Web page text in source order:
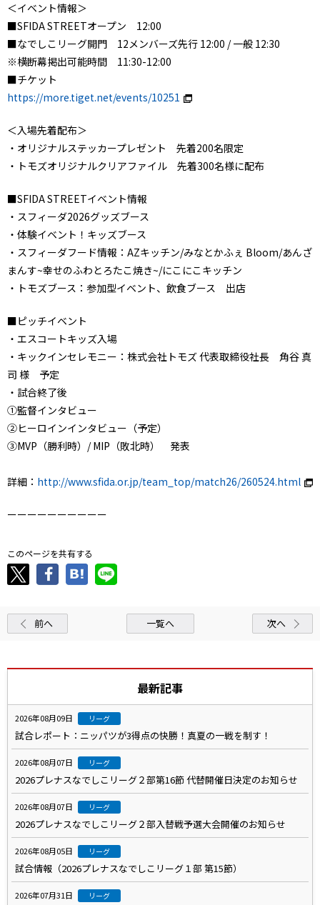
＜イベント情報＞
■SFIDA STREETオープン 12:00
■なでしこリーグ開門 12メンバーズ先行 12:00 / 一般 12:30
※横断幕掲出可能時間 11:30-12:00
■チケット
https://more.tiget.net/events/10251
＜入場先着配布＞
・オリジナルステッカープレゼント 先着200名限定
・トモズオリジナルクリアファイル 先着300名様に配布
■SFIDA STREETイベント情報
・スフィーダ2026グッズブース
・体験イベント！キッズブース
・スフィーダフード情報：AZキッチン/みなとかふぇ Bloom/あんざ
まんす~幸せのふわとろたこ焼き~/にこにこキッチン
・トモズブース：参加型イベント、飲食ブース 出店
■ピッチイベント
・エスコートキッズ入場
・キックインセレモニー：株式会社トモズ 代表取締役社長 角谷 真
司 様 予定
・試合終了後
①監督インタビュー
②ヒーロインインタビュー（予定）
③MVP（勝利時）/ MIP（敗北時） 発表
詳細： http://www.sfida.or.jp/team_top/match26/260524.html
ーーーーーーーーーー
このページを共有する
前へ 一覧へ 次へ
最新記事
2026年08月09日 リーグ
試合レポート：ニッパツが3得点の快勝！真夏の一戦を制す！
2026年08月07日 リーグ
2026プレナスなでしこリーグ２部第16節 代替開催日決定のお知らせ
2026年08月07日 リーグ
2026プレナスなでしこリーグ２部入替戦予選大会開催のお知らせ
2026年08月05日 リーグ
試合情報（2026プレナスなでしこリーグ１部 第15節）
2026年07月31日 リーグ